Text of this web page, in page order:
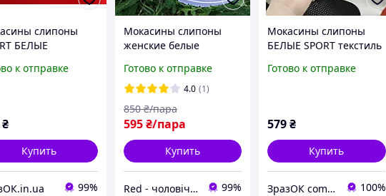
слипоны
БЕЛЫЕ
унисекс
к отправке
₴
Купить
99%
Мокасины слипоны
женские белые
легкие Мокасини
сліпони жіночі білі
літні текстиль (Код:
Р3237)
Готово к отправке
4.0 (1)
595₴/пара
850 ₴/пара
Купить
Red - чоловіче, жіноче взуття 99%
Мокасины слипоны
БЕЛЫЕ SPORT текстиль
женские унисекс
Готово к отправке
579₴
Купить
ЗразОК com.ua 100%